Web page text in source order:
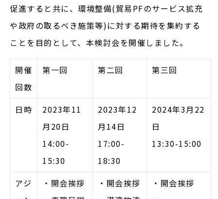
促進すると共に、環境整備(貿易PFのサービス拡充
や政府の取るべき施策等)に対する期待を集約する
ことを目的として、本検討会を開催しました。
開催
回数
第一回 第二回 第三回
日時
2023年11
月20日
14:00-
15:30
2023年12
月14日
17:00-
18:30
2024年3月22
日
13:30-15:00
アジ
・開会挨拶
・開会挨拶
・開会挨拶